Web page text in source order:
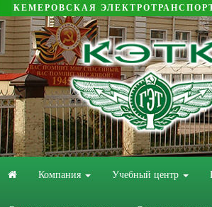
КЕМЕРОВСКАЯ
Компания Учебный центр